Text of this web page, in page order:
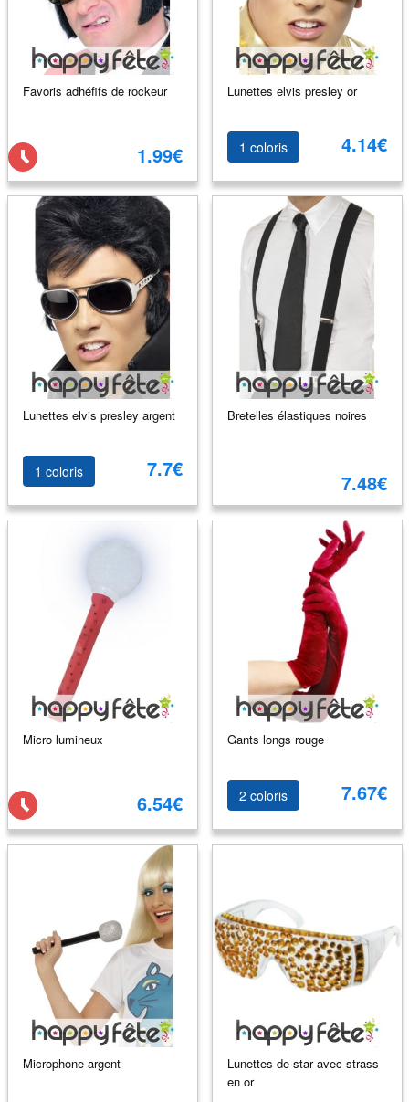
Favoris adhéfifs de rockeur
1.99€
Lunettes elvis presley or
1 coloris 4.14€
Lunettes elvis presley argent
1 coloris 7.7€
Bretelles élastiques noires
7.48€
Micro lumineux
6.54€
Gants longs rouge
2 coloris 7.67€
Microphone argent
Lunettes de star avec strass
en or